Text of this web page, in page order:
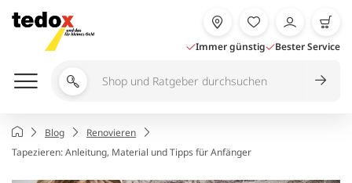
Inhalt
springen
Immer günstig Bester Service
Shop
Ratgeber
durchsuchen
Startseite
Blog
Renovieren
Tapezieren: Anleitung, Material und Tipps für Anfänger